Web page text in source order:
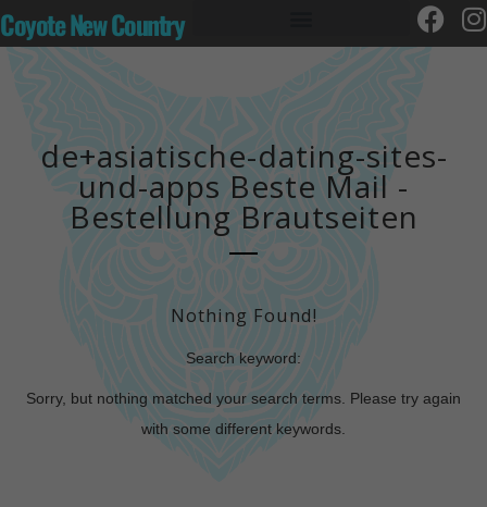
Coyote New Country
de+asiatische-dating-sites-
und-apps Beste Mail -
Bestellung Brautseiten
Nothing Found!
Search keyword:
Sorry, but nothing matched your search terms. Please try again
with some different keywords.